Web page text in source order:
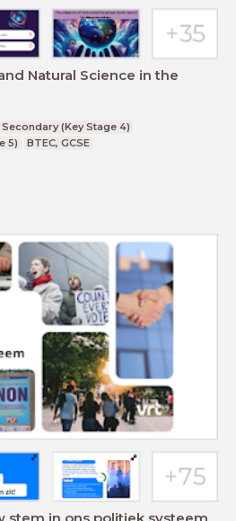
Natural Science in the
(Key Stage 4)
5)
BTEC, GCSE